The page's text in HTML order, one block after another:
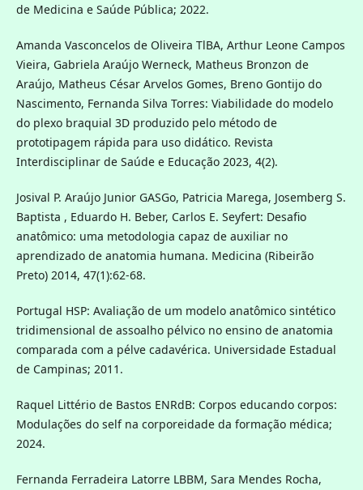
de Medicina e Saúde Pública; 2022.
Amanda Vasconcelos de Oliveira TlBA, Arthur Leone Campos
Vieira, Gabriela Araújo Werneck, Matheus Bronzon de
Araújo, Matheus César Arvelos Gomes, Breno Gontijo do
Nascimento, Fernanda Silva Torres: Viabilidade do modelo
do plexo braquial 3D produzido pelo método de
prototipagem rápida para uso didático. Revista
Interdisciplinar de Saúde e Educação 2023, 4(2).
Josival P. Araújo Junior GASGo, Patricia Marega, Josemberg S.
Baptista , Eduardo H. Beber, Carlos E. Seyfert: Desafio
anatômico: uma metodologia capaz de auxiliar no
aprendizado de anatomia humana. Medicina (Ribeirão
Preto) 2014, 47(1):62-68.
Portugal HSP: Avaliação de um modelo anatômico sintético
tridimensional de assoalho pélvico no ensino de anatomia
comparada com a pélve cadavérica. Universidade Estadual
de Campinas; 2011.
Raquel Littério de Bastos ENRdB: Corpos educando corpos:
Modulações do self na corporeidade da formação médica;
2024.
Fernanda Ferradeira Latorre LBBM, Sara Mendes Rocha,